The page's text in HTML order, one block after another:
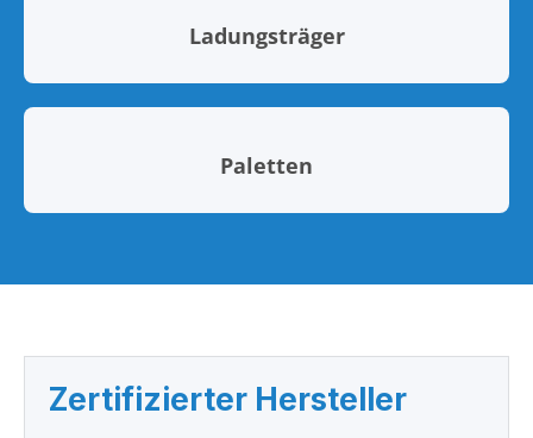
Ladungsträger
Paletten
Zertifizierter Hersteller